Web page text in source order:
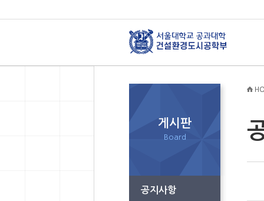
게시판
Board
공지사항